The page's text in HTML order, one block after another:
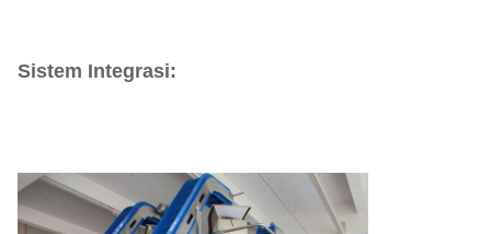
Sistem Integrasi: